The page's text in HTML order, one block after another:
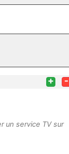
+ -
un service TV sur